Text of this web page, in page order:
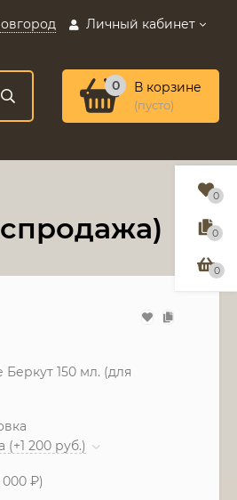
Личный кабинет
0 В корзине
(пусто)
150 мл. (для
200 руб.)
000₽)
0
0
0